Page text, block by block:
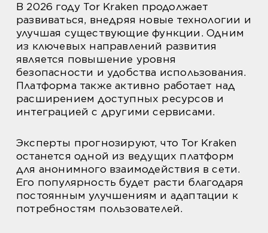
В 2026 году Tor Kraken продолжает
развиваться, внедряя новые технологии и
улучшая существующие функции. Одним
из ключевых направлений развития
является повышение уровня
безопасности и удобства использования.
Платформа также активно работает над
расширением доступных ресурсов и
интеграцией с другими сервисами.
Эксперты прогнозируют, что Tor Kraken
останется одной из ведущих платформ
для анонимного взаимодействия в сети.
Его популярность будет расти благодаря
постоянным улучшениям и адаптации к
потребностям пользователей.